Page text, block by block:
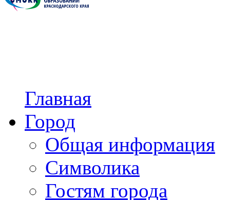
Главная
Город
Общая информация
Символика
Гостям города